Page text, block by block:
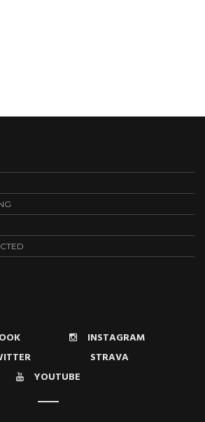
INSTAGRAM
STRAVA
YOUTUBE